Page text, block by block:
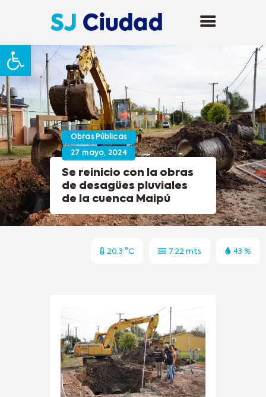
Abrir barra de herramientas
Obras Públicas
27 mayo, 2024
Se reinicio con la obras
de desagües pluviales
de la cuenca Maipú
20.3 °C 7.22 mts 43 %